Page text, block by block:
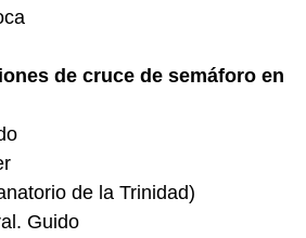
de cruce de semáforo en
de la Trinidad)
Guido